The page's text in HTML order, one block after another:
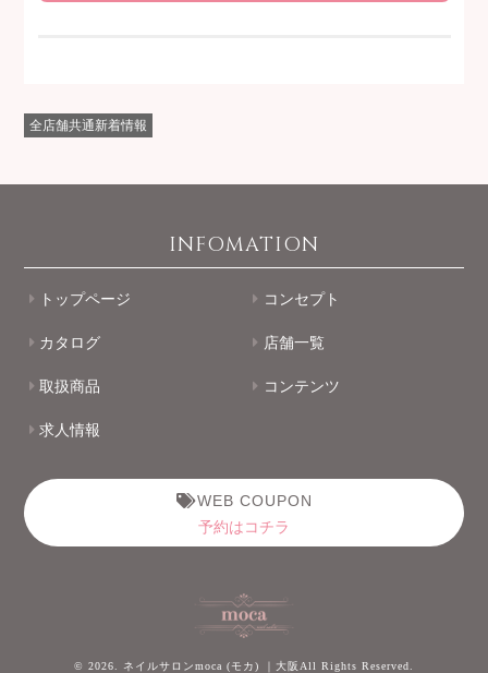
全店舗共通新着情報
INFOMATION
トップページ コンセプト
カタログ 店舗一覧
取扱商品 コンテンツ
求人情報
WEB COUPON
予約はコチラ
© 2026. ネイルサロンmoca (モカ) ｜大阪All Rights Reserved.